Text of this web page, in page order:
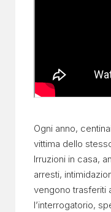
Ogni anno,
vittima dello
Irruzioni in casa,
arresti,
vengono trasferiti
l’interrogatorio,